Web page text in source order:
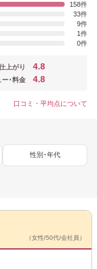
158
33
9
1
0
上がり 4.8
ー･料金 4.8
口コミ・平均点について
性別･年代
（女性/50代/会社員）